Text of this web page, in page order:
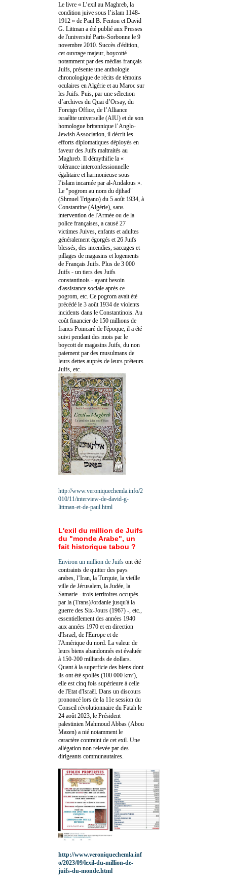
Le livre « L’exil au Maghreb, la
condition juive sous l’islam 1148-
1912 » de Paul B. Fenton et David
G. Littman a été publié aux Presses
de l'université Paris-Sorbonne le 9
novembre 2010. Succès d'édition,
cet ouvrage majeur, boycotté
notamment par des médias français
Juifs, présente une anthologie
chronologique de récits de témoins
oculaires en Algérie et au Maroc sur
les Juifs. Puis, par une sélection
d’archives du Quai d’Orsay, du
Foreign Office, de l’Alliance
israélite universelle (AIU) et de son
homologue britannique l’Anglo-
Jewish Association, il décrit les
efforts diplomatiques déployés en
faveur des Juifs maltraités au
Maghreb. Il démythifie la «
tolérance interconfessionnelle
égalitaire et harmonieuse sous
l’islam incarnée par al-Andalous ».
Le "pogrom au nom du djihad"
(Shmuel Trigano) du 5 août 1934, à
Constantine (Algérie), sans
intervention de l'Armée ou de la
police françaises, a causé 27
victimes Juives, enfants et adultes
généralement égorgés et 26 Juifs
blessés, des incendies, saccages et
pillages de magasins et logements
de Français Juifs. Plus de 3 000
Juifs - un tiers des Juifs
constantinois - ayant besoin
d'assistance sociale après ce
pogrom, etc. Ce pogrom avait été
précédé le 3 août 1934 de violents
incidents dans le Constantinois. Au
coût financier de 150 millions de
francs Poincaré de l'époque, il a été
suivi pendant des mois par le
boycott de magasins Juifs, du non
paiement par des musulmans de
leurs dettes auprès de leurs prêteurs
Juifs, etc.
http://www.veroniquechemla.info/2
010/11/interview-de-david-g-
littman-et-de-paul.html
L'exil du million de Juifs
du "monde Arabe", un
fait historique tabou ?
Environ un million de Juifs ont été
contraints de quitter des pays
arabes, l’Iran, la Turquie, la vieille
ville de Jérusalem, la Judée, la
Samarie - trois territoires occupés
par la (Trans)Jordanie jusqu'à la
guerre des Six-Jours (1967) -, etc.,
essentiellement des années 1940
aux années 1970 et en direction
d'Israël, de l'Europe et de
l'Amérique du nord. La valeur de
leurs biens abandonnés est évaluée
à 150-200 milliards de dollars.
Quant à la superficie des biens dont
ils ont été spoliés (100 000 km²),
elle est cinq fois supérieure à celle
de l'Etat d'Israël. Dans un discours
prononcé lors de la 11e session du
Conseil révolutionnaire du Fatah le
24 août 2023, le Président
palestinien Mahmoud Abbas (Abou
Mazen) a nié notamment le
caractère contraint de cet exil. Une
allégation non relevée par des
dirigeants communautaires.
http://www.veroniquechemla.inf
o/2023/09/lexil-du-million-de-
juifs-du-monde.html